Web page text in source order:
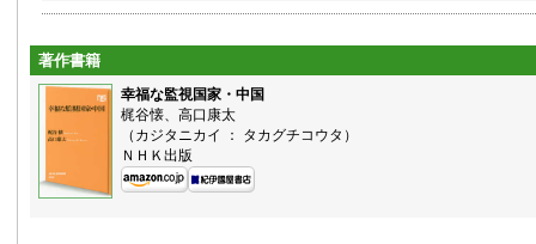
著作書籍
幸福な監視国家・中国
梶谷懐、高口康太
（カジタニカイ ： タカグチコウタ）
ＮＨＫ出版